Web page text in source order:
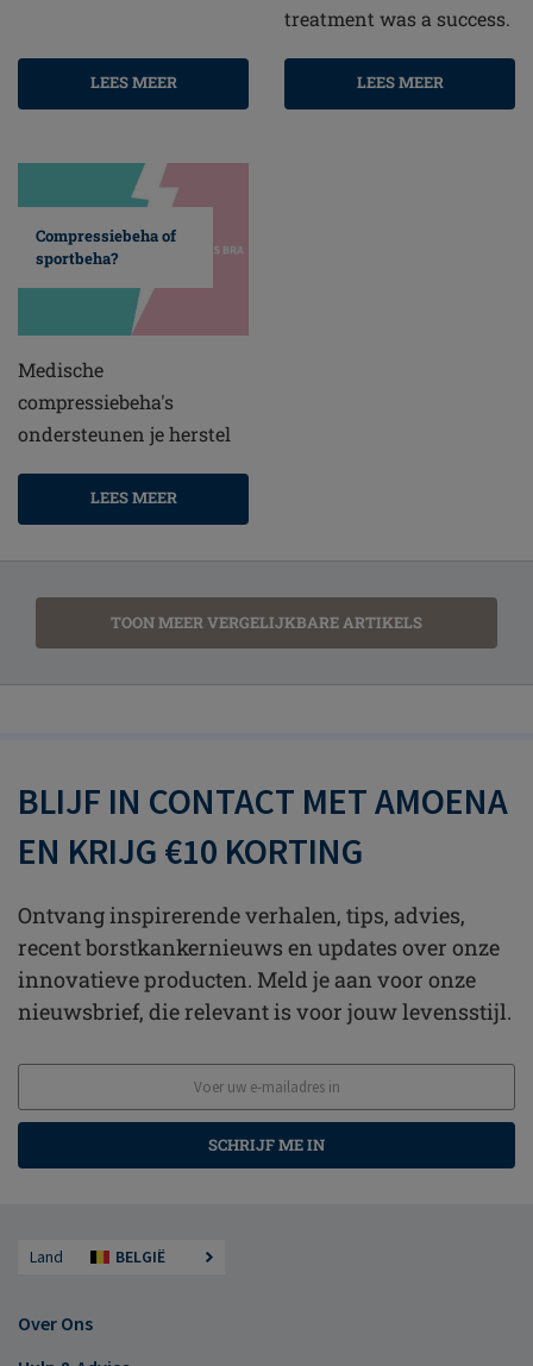
LEES MEER
treatment was a success.
LEES MEER
Compressiebeha of
sportbeha?
Medische
compressiebeha's
ondersteunen je herstel
LEES MEER
TOON MEER VERGELIJKBARE ARTIKELS
BLIJF IN CONTACT MET AMOENA
EN KRIJG €10 KORTING
Ontvang inspirerende verhalen, tips, advies,
recent borstkankernieuws en updates over onze
innovatieve producten. Meld je aan voor onze
nieuwsbrief, die relevant is voor jouw levensstijl.
SCHRIJF ME IN
Land BELGIË
Over Ons